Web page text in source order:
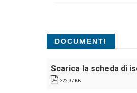
DOCUMENTI
Scarica la scheda di
322.07 KB